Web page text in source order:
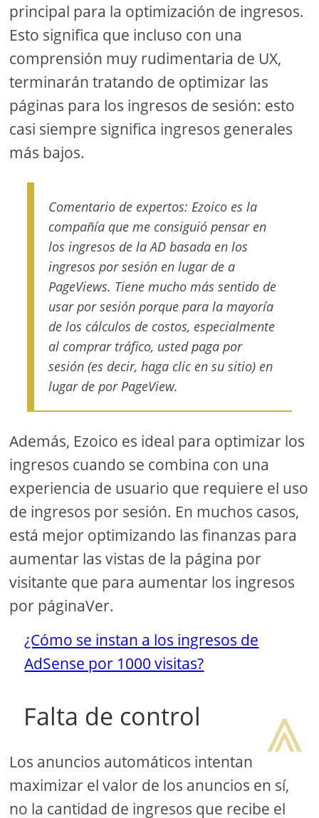
principal para la optimización de ingresos.
Esto significa que incluso con una
comprensión muy rudimentaria de UX,
terminarán tratando de optimizar las
páginas para los ingresos de sesión: esto
casi siempre significa ingresos generales
más bajos.
Comentario de expertos: Ezoico es la
compañía que me consiguió pensar en
los ingresos de la AD basada en los
ingresos por sesión en lugar de a
PageViews. Tiene mucho más sentido de
usar por sesión porque para la mayoría
de los cálculos de costos, especialmente
al comprar tráfico, usted paga por
sesión (es decir, haga clic en su sitio) en
lugar de por PageView.
Además, Ezoico es ideal para optimizar los
ingresos cuando se combina con una
experiencia de usuario que requiere el uso
de ingresos por sesión. En muchos casos,
está mejor optimizando las finanzas para
aumentar las vistas de la página por
visitante que para aumentar los ingresos
por páginaVer.
¿Cómo se instan a los ingresos de
AdSense por 1000 visitas?
Falta de control
Los anuncios automáticos intentan
maximizar el valor de los anuncios en sí,
no la cantidad de ingresos que recibe el
⩓